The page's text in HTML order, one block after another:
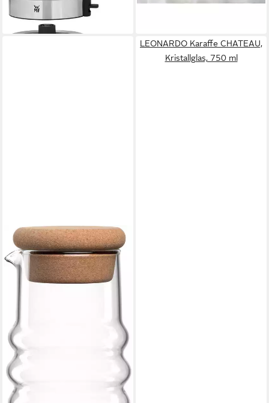
-30%
lieferbar - in 1-2 Werktagen bei dir
LEONARDO Karaffe CHATEAU,
Kristallglas, 750 ml